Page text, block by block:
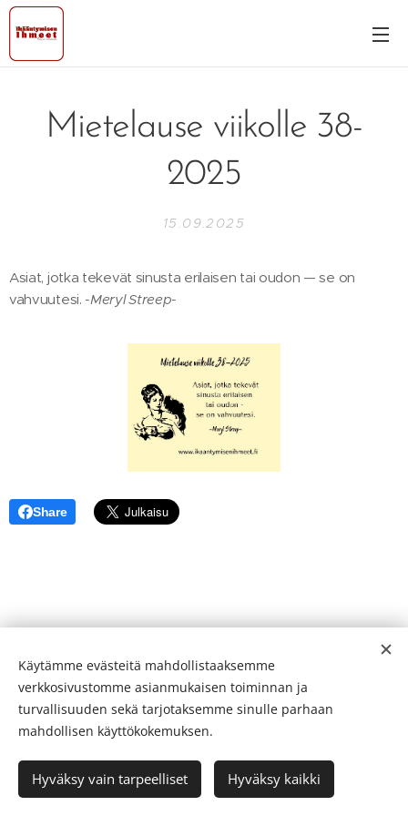
Mietelause viikolle 38-
2025
15.09.2025
Asiat, jotka tekevät sinusta erilaisen tai oudon — se on
vahvuutesi. -Meryl Streep-
Share
Ikääntymisen Ihmeet 2026
LuotuWebnodella Evästeet
Käytämme evästeitä mahdollistaaksemme
verkkosivustomme asianmukaisen toiminnan ja
turvallisuuden sekä tarjotaksemme sinulle parhaan
mahdollisen käyttökokemuksen.
Hyväksy vain tarpeelliset Hyväksy kaikki